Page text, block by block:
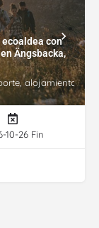
ecoaldea con
Ängsbacka,
alojamiento,
10-26 Fin